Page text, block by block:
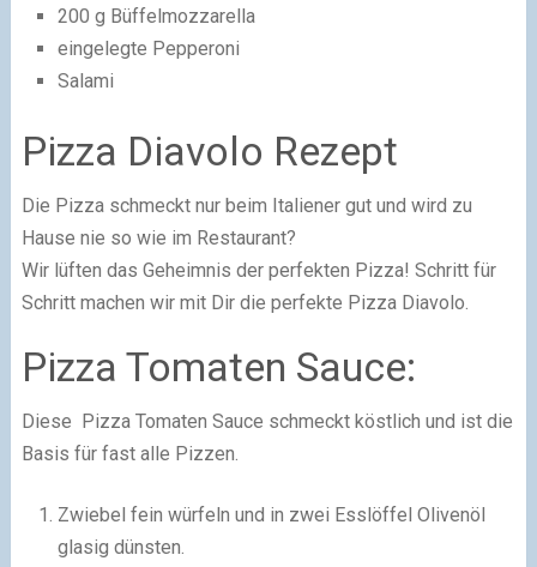
200 g Büffelmozzarella
eingelegte Pepperoni
Salami
Pizza Diavolo Rezept
Die Pizza schmeckt nur beim Italiener gut und wird zu
Hause nie so wie im Restaurant?
Wir lüften das Geheimnis der perfekten Pizza! Schritt für
Schritt machen wir mit Dir die perfekte Pizza Diavolo.
Pizza Tomaten Sauce:
Diese Pizza Tomaten Sauce schmeckt köstlich und ist die
Basis für fast alle Pizzen.
Zwiebel fein würfeln und in zwei Esslöffel Olivenöl
glasig dünsten.